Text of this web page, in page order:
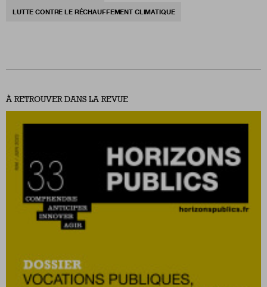
LUTTE CONTRE LE RÉCHAUFFEMENT CLIMATIQUE
À RETROUVER DANS LA REVUE